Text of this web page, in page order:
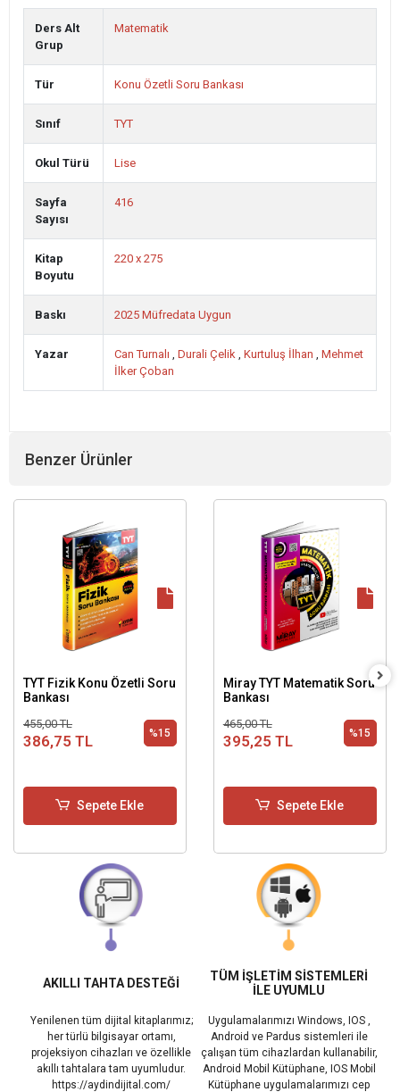
Ders Alt
Grup
Matematik
Tür Konu Özetli Soru Bankası
Sınıf TYT
Okul Türü Lise
Sayfa
Sayısı
416
Kitap
Boyutu
220 x 275
Baskı 2025 Müfredata Uygun
Yazar Can Turnalı , Durali Çelik , Kurtuluş İlhan , Mehmet
İlker Çoban
Benzer Ürünler
TYT Fizik Konu Özetli Soru
Bankası
455,00 TL
386,75 TL %15
Sepete Ekle
Miray TYT Matematik Soru
Bankası
465,00 TL
395,25 TL %15
Sepete Ekle
AKILLI TAHTA DESTEĞİ
Yenilenen tüm dijital kitaplarımız;
her türlü bilgisayar ortamı,
projeksiyon cihazları ve özellikle
akıllı tahtalara tam uyumludur.
https://aydindijital.com/
TÜM İŞLETİM SİSTEMLERİ
İLE UYUMLU
Uygulamalarımızı Windows, IOS ,
Android ve Pardus sistemleri ile
çalışan tüm cihazlardan kullanabilir,
Android Mobil Kütüphane, IOS Mobil
Kütüphane uygulamalarımızı cep